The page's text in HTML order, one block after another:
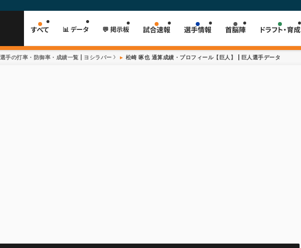
すべて 📊 データ 💬 掲示板 試合速報 選手情報 首脳陣 ドラフト・育成
手の打率・防御率・成績一覧 | ヨシラバー 松崎 啄也 通算成績・プロフィール【巨人】 | 巨人選手データ